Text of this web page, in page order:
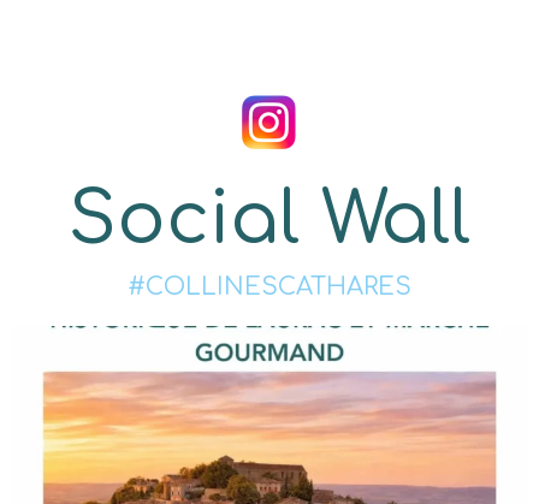
Social Wall
#COLLINESCATHARES